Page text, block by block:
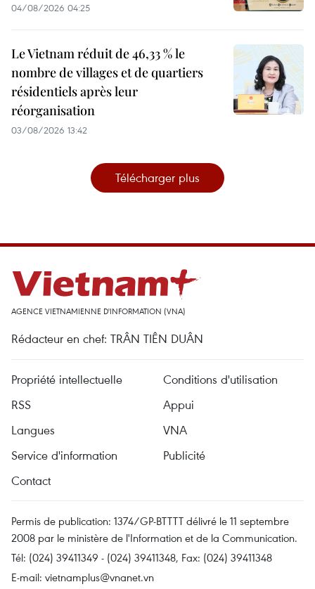
04/08/2026 04:25
Le Vietnam réduit de 46,33 % le
nombre de villages et de quartiers
résidentiels après leur
réorganisation
03/08/2026 13:42
Télécharger plus
AGENCE VIETNAMIENNE D'INFORMATION (VNA)
Rédacteur en chef: TRÂN TIÊN DUÂN
Propriété intellectuelle
Conditions d'utilisation
RSS
Appui
Langues
VNA
Service d'information
Publicité
Contact
Permis de publication: 1374/GP-BTTTT délivré le 11 septembre
2008 par le ministère de l'Information et de la Communication.
Tél: (024) 39411349 - (024) 39411348, Fax: (024) 39411348
E-mail: vietnamplus@vnanet.vn